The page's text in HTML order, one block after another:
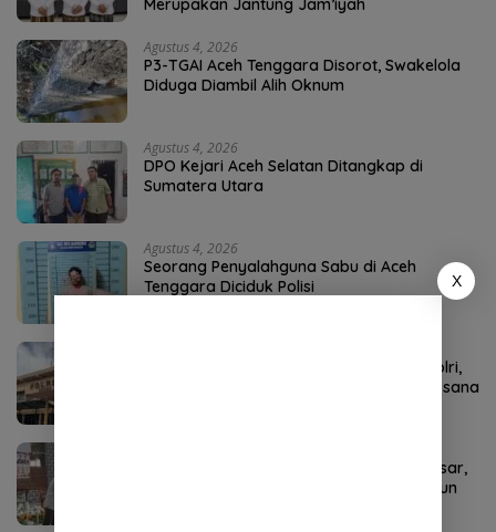
Merupakan Jantung Jam’iyah
Agustus 4, 2026
P3-TGAI Aceh Tenggara Disorot, Swakelola
Diduga Diambil Alih Oknum
Agustus 4, 2026
DPO Kejari Aceh Selatan Ditangkap di
Sumatera Utara
Agustus 4, 2026
Seorang Penyalahguna Sabu di Aceh
Tenggara Diciduk Polisi
Kombes Andi Kirana Diperiksa Mabes Polri,
Kapolda Tunjuk Kabid TIK sebagai Pelaksana
Kakao Aceh Tenggara Punya Potensi Besar,
SMK PP Kutacane Siapkan SDM dari Kebun
X